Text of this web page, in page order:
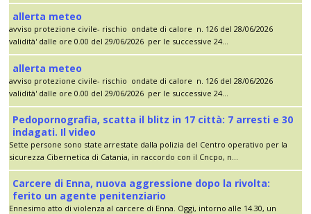
allerta meteo
avviso protezione civile- rischio ondate di calore n. 126 del 28/06/2026
validità' dalle ore 0.00 del 29/06/2026 per le successive 24...
allerta meteo
avviso protezione civile- rischio ondate di calore n. 126 del 28/06/2026
validità' dalle ore 0.00 del 29/06/2026 per le successive 24...
Pedopornografia, scatta il blitz in 17 città: 7 arresti e 30
indagati. Il video
Sette persone sono state arrestate dalla polizia del Centro operativo per la
sicurezza Cibernetica di Catania, in raccordo con il Cncpo, n...
Carcere di Enna, nuova aggressione dopo la rivolta:
ferito un agente penitenziario
Ennesimo atto di violenza al carcere di Enna. Oggi, intorno alle 14.30, un